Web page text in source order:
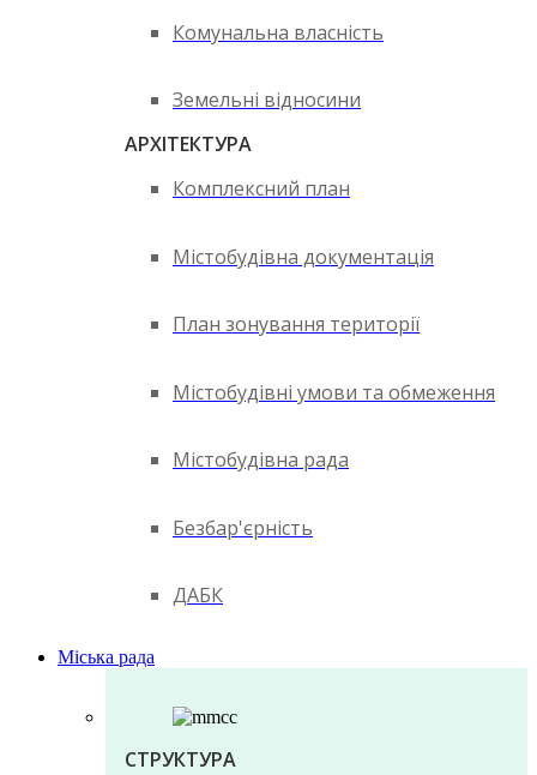
Комунальна власність
Земельні відносини
АРХІТЕКТУРА
Комплексний план
Містобудівна документація
План зонування території
Містобудівні умови та обмеження
Містобудівна рада
Безбар'єрність
ДАБК
Міська рада
СТРУКТУРА